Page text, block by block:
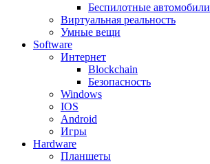
Беспилотные автомобили
Виртуальная реальность
Умные вещи
Software
Интернет
Blockchain
Безопасность
Windows
IOS
Android
Игры
Hardware
Планшеты